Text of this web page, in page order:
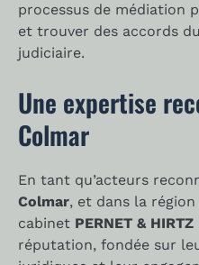
processus de médiation
et trouver des accords
judiciaire.
Une expertise
Colmar
En tant qu’acteurs
Colmar, et dans la région
cabinet PERNET & HIRTZ
réputation, fondée sur